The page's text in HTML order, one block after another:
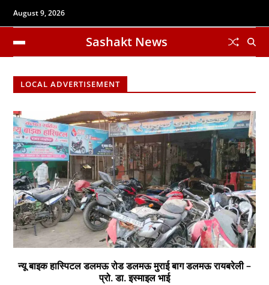
August 9, 2026
Sashakt News
LOCAL ADVERTISEMENT
न्यू बाइक हास्पिटल डलमऊ रोड डलमऊ मुराई बाग डलमऊ रायबरेली –
प्रो. डा. इस्माइल भाई